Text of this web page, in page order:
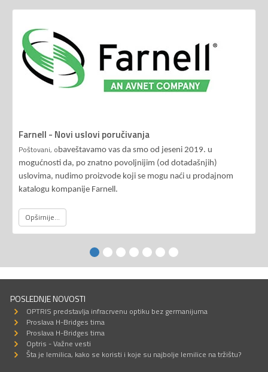
Farnell - Novi uslovi poručivanja
Poštovani, o baveštavamo vas da smo od jeseni 2019. u
mogućnosti da, po znatno povoljnijim (od dotadašnjih)
uslovima, nudimo proizvode koji se mogu naći u prodajnom
katalogu kompanije Farnell.
Opširnije...
POSLEDNJE NOVOSTI
OPTRIS predstavlja infracrvenu optiku bez germanijuma
Proslava H-Bridges tima
Proslava H-Bridges tima
Optris - Važne vesti
Šta je lemilica, kako se koristi i koje su najbolje lemilice na tržištu?